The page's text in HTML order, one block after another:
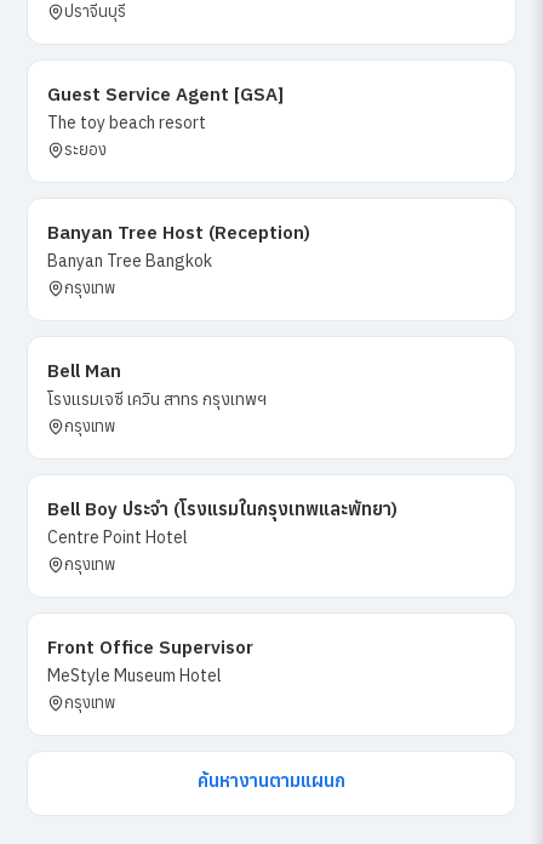
ปราจีนบุรี
Guest Service Agent [GSA]
The toy beach resort
ระยอง
Banyan Tree Host (Reception)
Banyan Tree Bangkok
กรุงเทพ
Bell Man
โรงแรมเจซี เควิน สาทร กรุงเทพฯ
กรุงเทพ
Bell Boy ประจำ (โรงแรมในกรุงเทพและพัทยา)
Centre Point Hotel
กรุงเทพ
Front Office Supervisor
MeStyle Museum Hotel
กรุงเทพ
ค้นหางานตามแผนก